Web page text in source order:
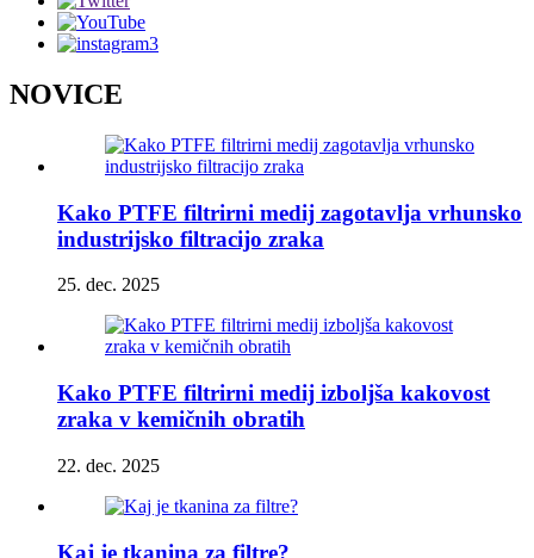
NOVICE
Kako PTFE filtrirni medij zagotavlja vrhunsko
industrijsko filtracijo zraka
25. dec. 2025
Kako PTFE filtrirni medij izboljša kakovost
zraka v kemičnih obratih
22. dec. 2025
Kaj je tkanina za filtre?